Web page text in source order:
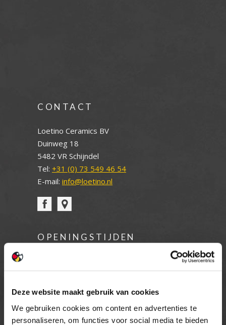
Deze website maakt gebruik van cookies
We gebruiken cookies om content en advertenties te
personaliseren, om functies voor social media te bieden
CONTACT
Loetino Ceramics BV
Duinweg 18
5482 VR Schijndel
Tel: +31 (0) 73 549 46 54
E-mail: info@loetino.nl
OPENINGSTIJDEN
08.00 TOT 17.00 UUR
09.00 TOT 12.00 UUR
ZONDAG